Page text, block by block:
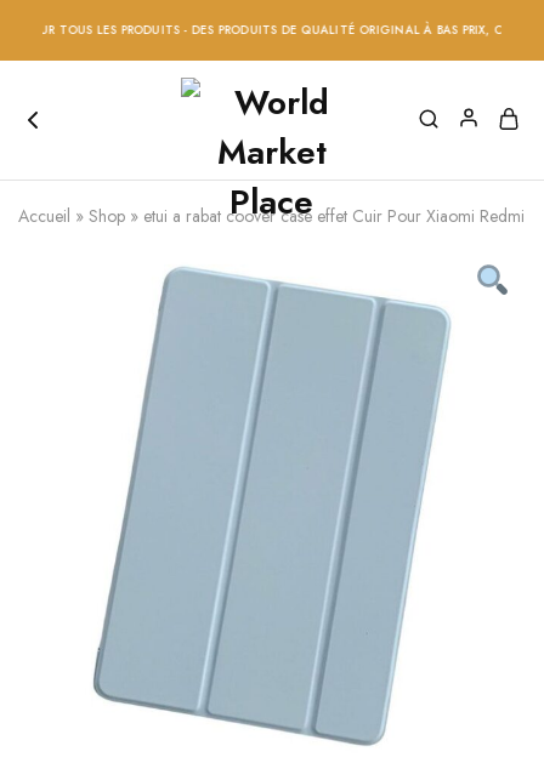
LES PRODUITS - DES PRODUITS DE QUALITÉ ORIGINAL À BAS PRIX, COMMANDEZ
Accueil » Shop » etui a rabat coover case effet Cuir Pour Xiaomi Redmi